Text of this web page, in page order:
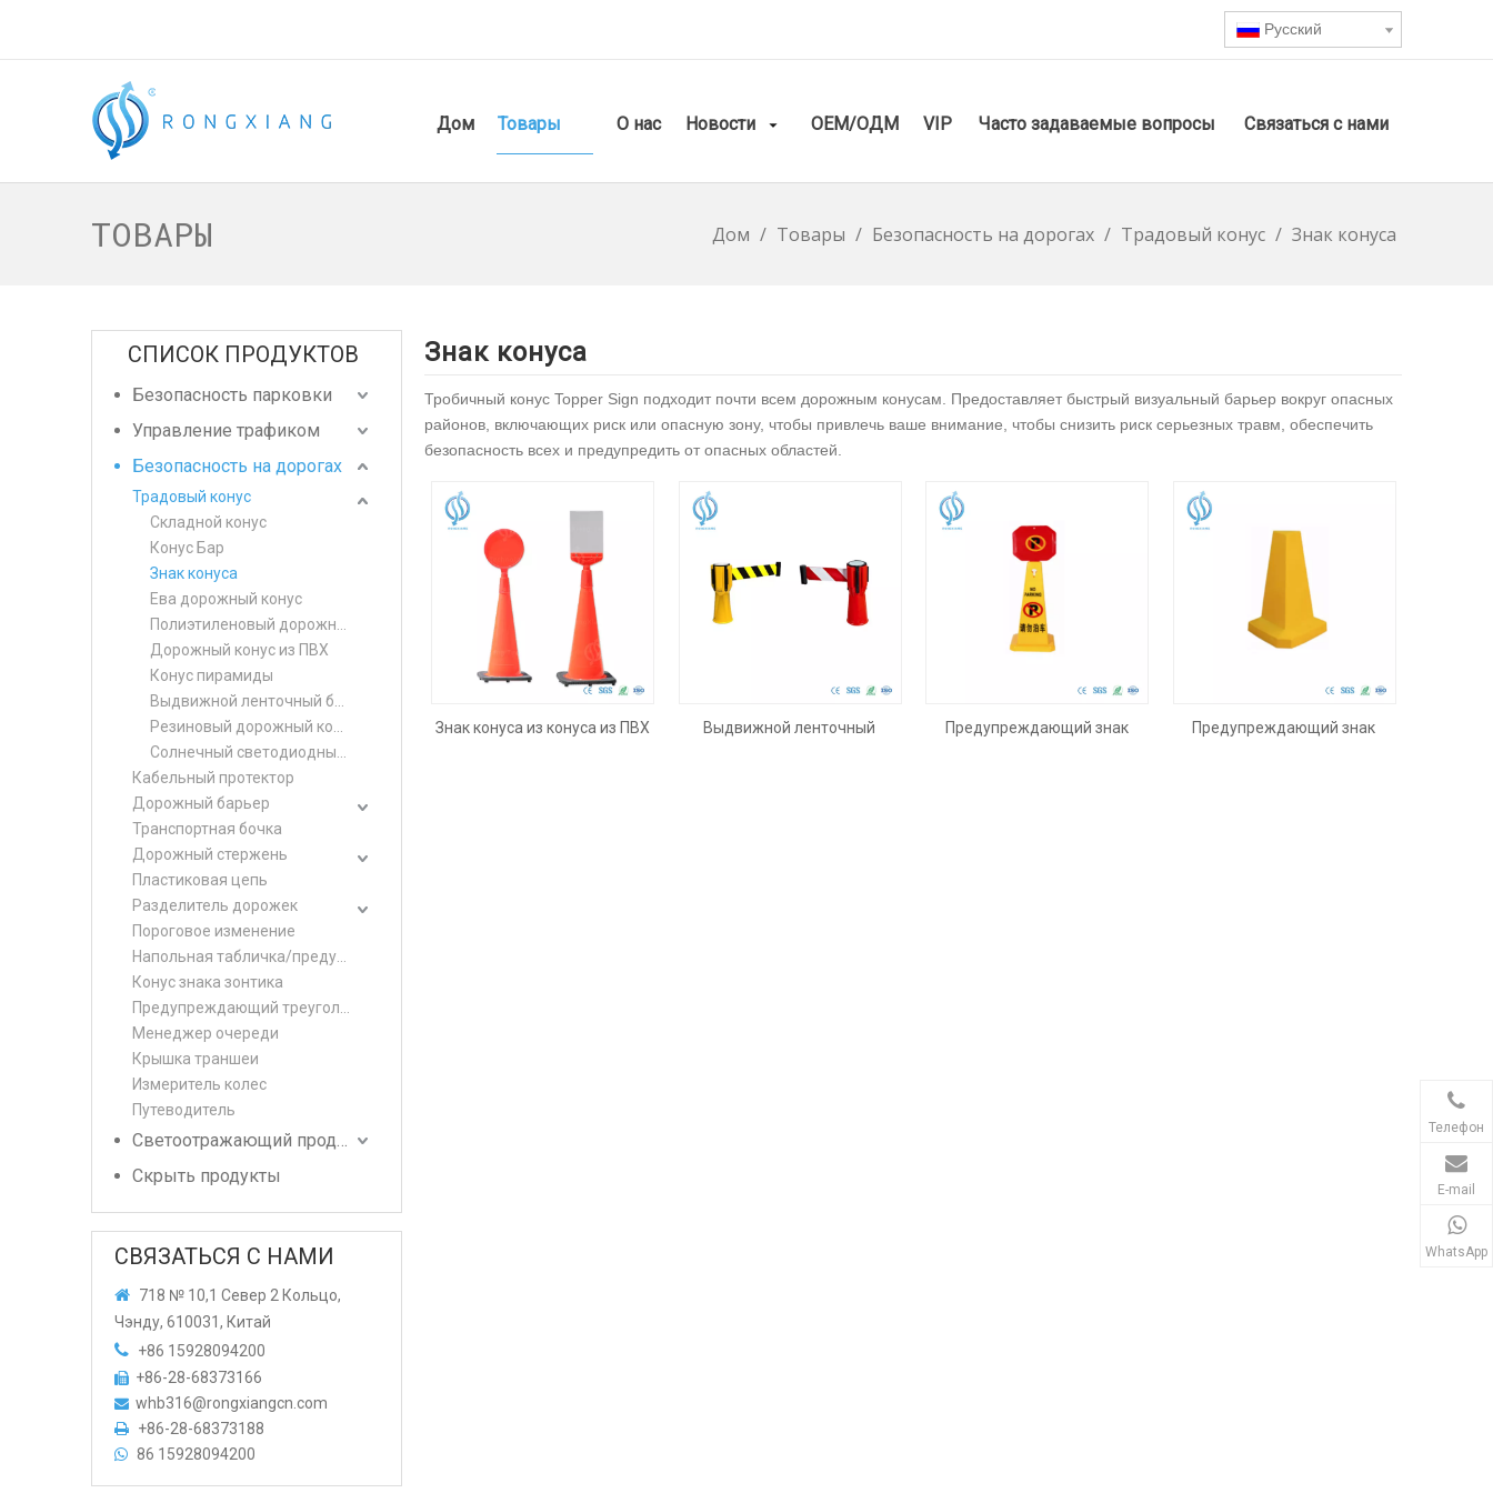
Pусский
Дом Товары О нас Новости ОЕМ/ОДМ VIP Часто задаваемые вопросы Связаться с нами
ТОВАРЫ Дом / Товары / Безопасность на дорогах / Традовый конус / Знак конуса
СПИСОК ПРОДУКТОВ
Безопасность парковки
Управление трафиком
Безопасность на дорогах
Традовый конус
Складной конус
Конус Бар
Знак конуса
Ева дорожный конус
Дорожный конус из ПВХ
Конус пирамиды
Кабельный протектор
Дорожный барьер
Транспортная бочка
Дорожный стержень
Пластиковая цепь
Разделитель дорожек
Пороговое изменение
Конус знака зонтика
Менеджер очереди
Крышка траншеи
Измеритель колес
Путеводитель
Светоотражающий продукт
Скрыть продукты
СВЯЗАТЬСЯ С НАМИ
 718 № 10,1 Север 2 Кольцо,
Чэнду, 610031, Китай
 +86 15928094200
 +86-28-68373166
 whb316@rongxiangcn.com
 +86-28-68373188
 86 15928094200
Знак конуса
Тробичный конус Topper Sign подходит почти всем дорожным конусам. Предоставляет быстрый визуальный барьер вокруг опасных
районов, включающих риск или опасную зону, чтобы привлечь ваше внимание, чтобы снизить риск серьезных травм, обеспечить
безопасность всех и предупредить от опасных областей.
Знак конуса из конуса из ПВХ
Выдвижной ленточный
Предупреждающий знак Предупреждающий знак
Телефон
E-mail
WhatsApp